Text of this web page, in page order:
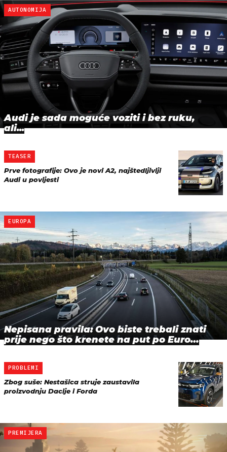
AUTONOMIJA
Audi je sada moguće voziti i bez ruku,
ali...
TEASER
Prve fotografije: Ovo je novi A2, najštedljiviji
Audi u povijesti
EUROPA
Nepisana pravila: Ovo biste trebali znati
prije nego što krenete na put po Euro…
PROBLEMI
Zbog suše: Nestašica struje zaustavila
proizvodnju Dacije i Forda
PREMIJERA